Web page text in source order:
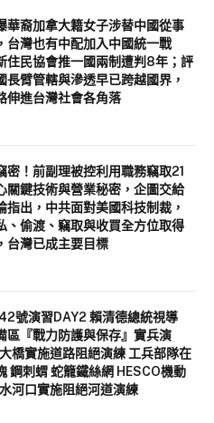
華裔加拿大籍女子涉替中國從事
台灣也有中配加入中國統一戰
住民協會推一國兩制遭判8年；評
長臂管轄與滲透早已跨越國界，
伸進台灣社會各角落
密！前副理被控利用職務竊取21
關鍵技術與營業秘密，企圖交給
指出，中共面對美國科技制裁，
、偷渡、竊取與收買全方位取得
台灣已成主要目標
號演習DAY2 賴清德總統視導
區『戰力防護與保存』實兵演
橋實施道路阻絕演練 工兵部隊在
鋼刺蝟 蛇籠鐵絲網 HESCO機動
河口實施阻絕河道演練